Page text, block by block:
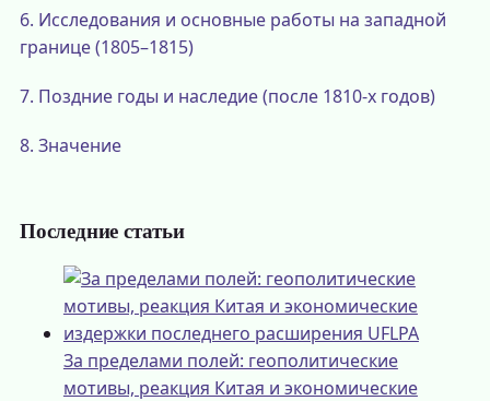
6. Исследования и основные работы на западной
границе (1805–1815)
7. Поздние годы и наследие (после 1810-х годов)
8. Значение
Последние статьи
За пределами полей: геополитические
мотивы, реакция Китая и экономические